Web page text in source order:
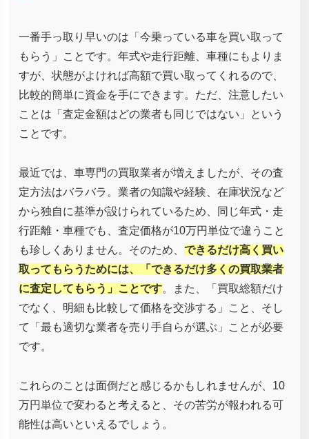
一番手っ取り早いのは「今乗っている車を買い取って
もらう」ことです。年式や走行距離、車種にもよりま
すが、状態がよければ高額で買い取ってくれるので、
比較的簡単に資金を手にできます。ただ、注意したい
ことは「査定金額はどの業者も同じではない」という
ことです。
最近では、車専門の買取業者が増えましたが、その査
定方法はバラバラ。業者の知識や経験、在庫状況など
から独自に基準が設けられているため、同じ年式・走
行距離・車種でも、査定価格が10万円単位で違うこと
も珍しくありません。そのため、 できるだけ高く買い
取ってもらうためには、「できるだけ多くの買取業者
に査定してもらう」ことです。また、「買取総額だけ
でなく、明細も比較して価格を交渉する」こと、そし
て「最も適切な業者を売り手自らが選ぶ」ことが必要
です。
これらのことは面倒だと感じるかもしれませんが、10
万円単位で変わると考えると、その苦労が報われる可
能性は高いといえるでしょう。